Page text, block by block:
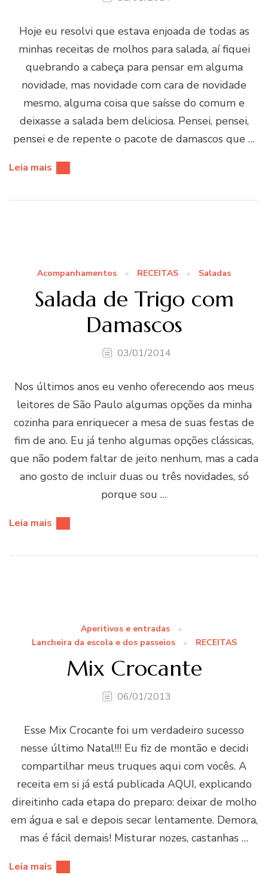
Hoje eu resolvi que estava enjoada de todas as
minhas receitas de molhos para salada, aí fiquei
quebrando a cabeça para pensar em alguma
novidade, mas novidade com cara de novidade
mesmo, alguma coisa que saísse do comum e
deixasse a salada bem deliciosa. Pensei, pensei,
pensei e de repente o pacote de damascos que …
Leia mais
Acompanhamentos RECEITAS Saladas
Salada de Trigo com
Damascos
03/01/2014
Nos últimos anos eu venho oferecendo aos meus
leitores de São Paulo algumas opções da minha
cozinha para enriquecer a mesa de suas festas de
fim de ano. Eu já tenho algumas opções clássicas,
que não podem faltar de jeito nenhum, mas a cada
ano gosto de incluir duas ou três novidades, só
porque sou …
Leia mais
Aperitivos e entradas
Lancheira da escola e dos passeios
RECEITAS
Mix Crocante
06/01/2013
Esse Mix Crocante foi um verdadeiro sucesso
nesse último Natal!!! Eu fiz de montão e decidi
compartilhar meus truques aqui com vocês. A
receita em si já está publicada AQUI, explicando
direitinho cada etapa do preparo: deixar de molho
em água e sal e depois secar lentamente. Demora,
mas é fácil demais! Misturar nozes, castanhas …
Leia mais